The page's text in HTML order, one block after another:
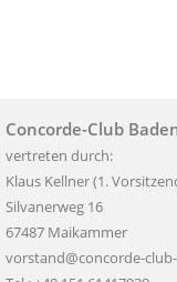
Concorde-Club
vertreten durch:
Klaus Kellner (1.
Silvanerweg 16
67487 Maikammer
vorstand@concorde-